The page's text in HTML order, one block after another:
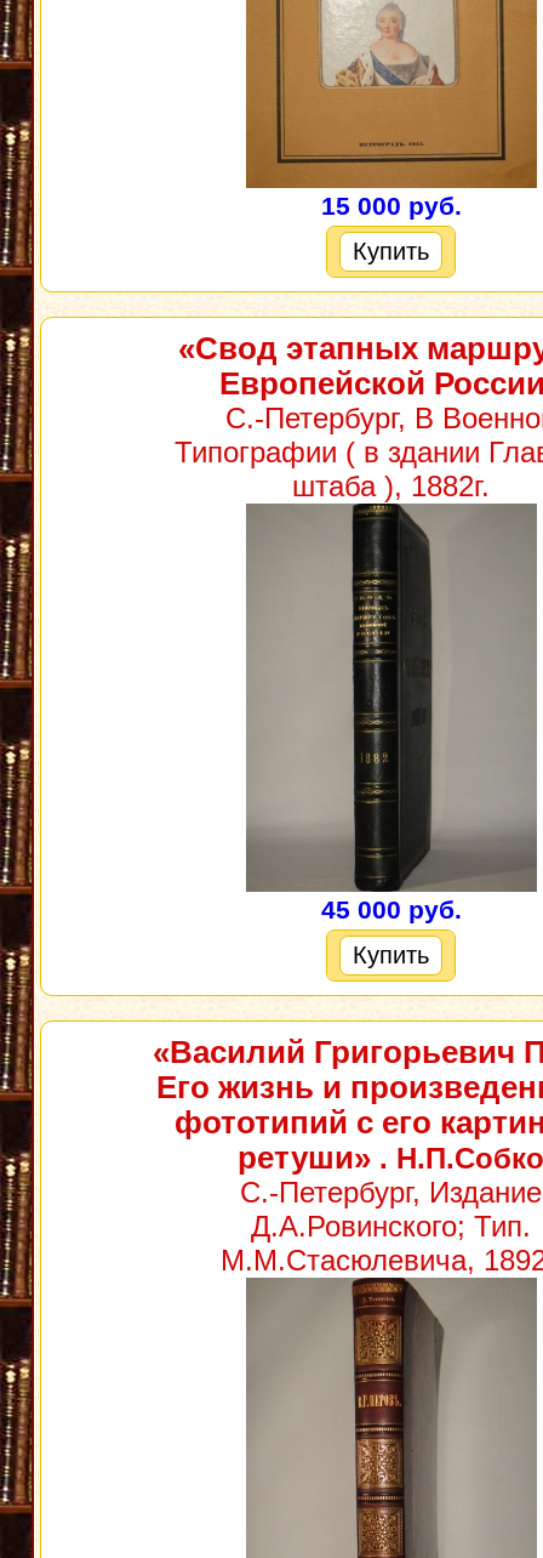
15 000 руб.
Купить
«Свод этапных
Европейской
С.-Петербург, В
Типографии ( в здании
штаба ), 1882г.
45 000 руб.
Купить
«Василий Григорьевич
Его жизнь и
фототипий с его
ретуши» . Н.П.Собко
С.-Петербург, Издание
Д.А.Ровинского; Тип.
М.М.Стасюлевича,